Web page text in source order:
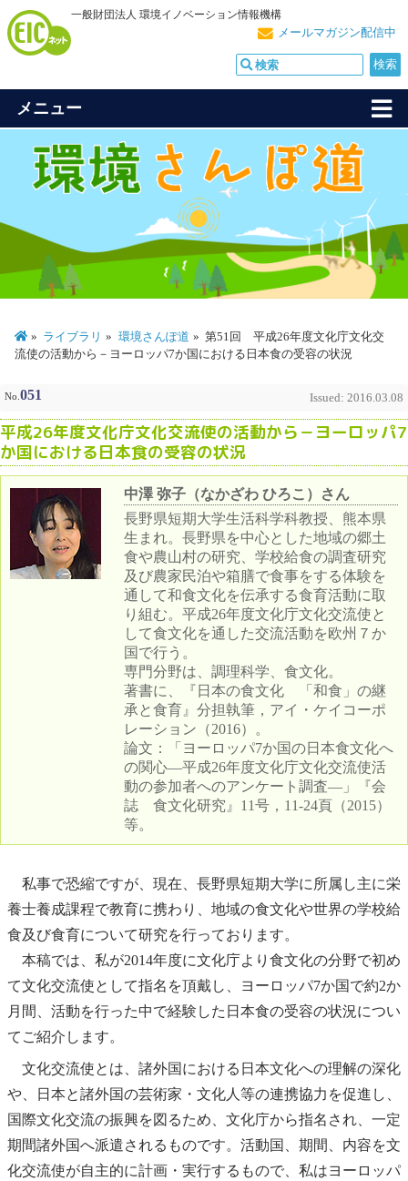
一般財団法人 環境イノベーション情報機構
メールマガジン配信中
メニュー
ライブラリ 環境さんぽ道
第51回 平成26年度文化庁文化交
流使の活動から－ヨーロッパ7か国における日本食の受容の状況
No. 051 Issued: 2016.03.08
平成26年度文化庁文化交流使の活動から－ヨーロッパ7
か国における日本食の受容の状況
中澤 弥子（なかざわ ひろこ）さん
長野県短期大学生活科学科教授、熊本県
生まれ。長野県を中心とした地域の郷土
食や農山村の研究、学校給食の調査研究
及び農家民泊や箱膳で食事をする体験を
通して和食文化を伝承する食育活動に取
り組む。平成26年度文化庁文化交流使と
して食文化を通した交流活動を欧州７か
国で行う。
専門分野は、調理科学、食文化。
著書に、『日本の食文化 「和食」の継
承と食育』分担執筆，アイ・ケイコーポ
レーション（2016）。
論文：「ヨーロッパ7か国の日本食文化へ
の関心―平成26年度文化庁文化交流使活
動の参加者へのアンケート調査―」『会
誌 食文化研究』11号，11-24頁（2015）
等。
私事で恐縮ですが、現在、長野県短期大学に所属し主に栄
養士養成課程で教育に携わり、地域の食文化や世界の学校給
食及び食育について研究を行っております。
本稿では、私が2014年度に文化庁より食文化の分野で初め
て文化交流使として指名を頂戴し、ヨーロッパ7か国で約2か
月間、活動を行った中で経験した日本食の受容の状況につい
てご紹介します。
文化交流使とは、諸外国における日本文化への理解の深化
や、日本と諸外国の芸術家・文化人等の連携協力を促進し、
国際文化交流の振興を図るため、文化庁から指名され、一定
期間諸外国へ派遣されるものです。活動国、期間、内容を文
化交流使が自主的に計画・実行するもので、私はヨーロッパ